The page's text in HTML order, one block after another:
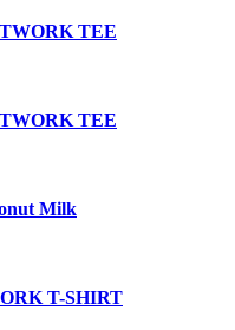
TEE
TEE
Milk
T-SHIRT